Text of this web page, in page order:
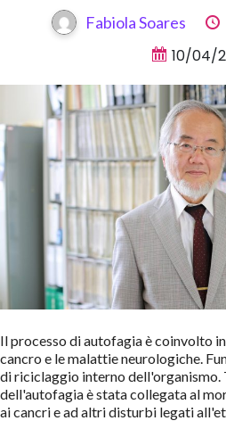
Fabiola Soares
10/04/
Il processo di autofagia è coinvolto
cancro e le malattie neurologiche.
di riciclaggio interno dell'organismo.
dell'autofagia è stata collegata al
ai cancri e ad altri disturbi legati